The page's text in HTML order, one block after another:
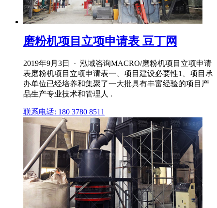
磨粉机项目立项申请表 豆丁网
2019年9月3日 · 泓域咨询MACRO/磨粉机项目立项申请
表磨粉机项目立项申请表一、项目建设必要性1、项目承
办单位已经培养和集聚了一大批具有丰富经验的项目产
品生产专业技术和管理人 .
联系电话: 180 3780 8511